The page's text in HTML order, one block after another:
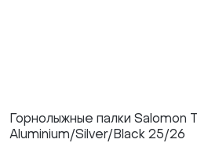
Горнолыжные палки Salomon
Aluminium/Silver/Black 25/26